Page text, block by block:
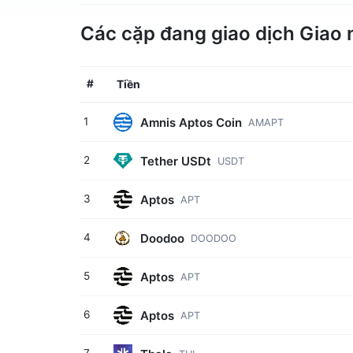
Các cặp đang giao dịch
# Tiền
1 Amnis Aptos Coin AMAPT
2 Tether USDt USDT
3 Aptos APT
4 Doodoo DOODOO
5 Aptos APT
6 Aptos APT